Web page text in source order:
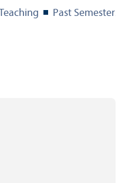
Teaching Past Semesters